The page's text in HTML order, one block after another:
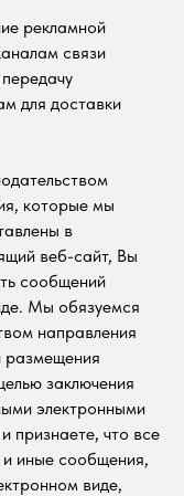
рекламной
связи
для доставки
которые мы
в
веб-сайт, Вы
сообщений
Мы обязуемся
направления
размещения
заключения
электронными
признаете, что все
иные сообщения,
виде,